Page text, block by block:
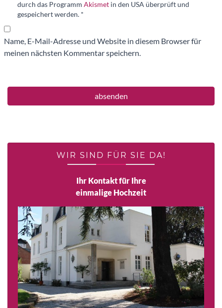
durch das Programm Akismet in den USA überprüft und
gespeichert werden. *
Name, E-Mail-Adresse und Website in diesem Browser für
meinen nächsten Kommentar speichern.
WIR SIND FÜR SIE DA!
Ihr Kontakt für Ihre
einmalige Hochzeit